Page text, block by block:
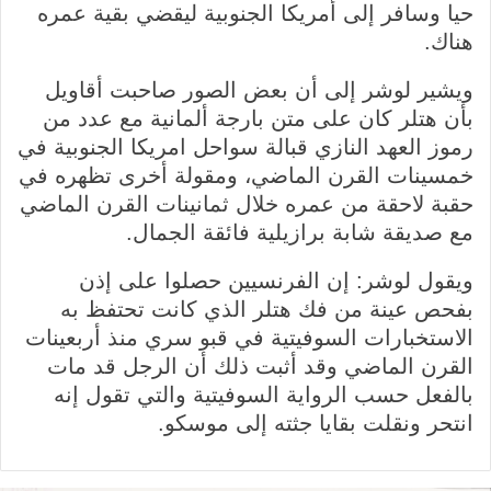
حيا وسافر إلى أمريكا الجنوبية ليقضي بقية عمره
هناك.
ويشير لوشر إلى أن بعض الصور صاحبت أقاويل
بأن هتلر كان على متن بارجة ألمانية مع عدد من
رموز العهد النازي قبالة سواحل امريكا الجنوبية في
خمسينات القرن الماضي، ومقولة أخرى تظهره في
حقبة لاحقة من عمره خلال ثمانينات القرن الماضي
مع صديقة شابة برازيلية فائقة الجمال.
ويقول لوشر: إن الفرنسيين حصلوا على إذن
بفحص عينة من فك هتلر الذي كانت تحتفظ به
الاستخبارات السوفيتية في قبو سري منذ أربعينات
القرن الماضي وقد أثبت ذلك أن الرجل قد مات
بالفعل حسب الرواية السوفيتية والتي تقول إنه
انتحر ونقلت بقايا جثته إلى موسكو.